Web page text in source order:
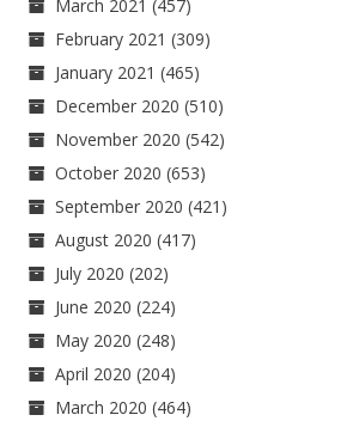
March 2021 (457)
February 2021 (309)
January 2021 (465)
December 2020 (510)
November 2020 (542)
October 2020 (653)
September 2020 (421)
August 2020 (417)
July 2020 (202)
June 2020 (224)
May 2020 (248)
April 2020 (204)
March 2020 (464)